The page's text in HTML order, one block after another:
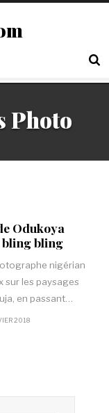
Photo
Odukoya
bling bling
nigérian
sur les paysages
en passant…
2018